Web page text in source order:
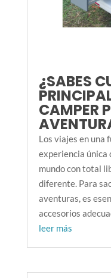
¿SABES
CAMPER
Los viajes en una
experiencia única
mundo con total
diferente. Para
aventuras, es
accesorios
leer más